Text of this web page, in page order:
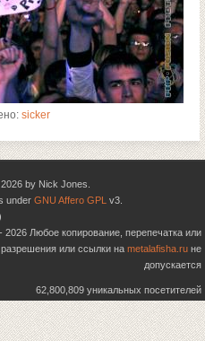
sicker
by Nick Jones.
under GNU Affero GPL v3.
Любое копирование, перепечатка или
или ссылки на metalafisha.ru не
допускается
62,800,809 уникальных посетителей